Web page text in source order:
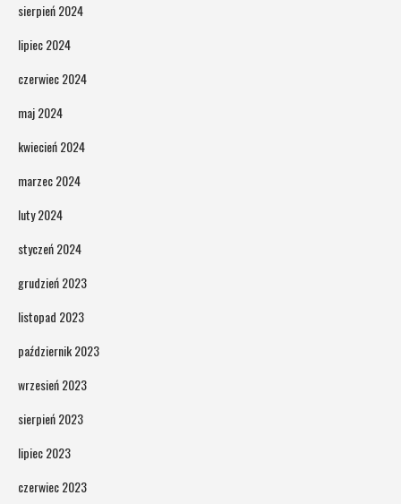
sierpień 2024
lipiec 2024
czerwiec 2024
maj 2024
kwiecień 2024
marzec 2024
luty 2024
styczeń 2024
grudzień 2023
listopad 2023
październik 2023
wrzesień 2023
sierpień 2023
lipiec 2023
czerwiec 2023